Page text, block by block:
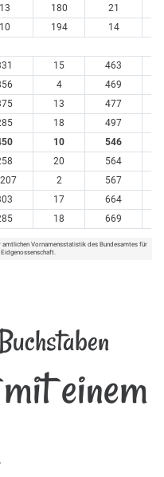
13 180 21
10 194 14
15 463
4 469
13 477
18 497
10 546
20 564
2 567
17 664
18 669
amtlichen Vornamensstatistik des Bundesamtes für
einem